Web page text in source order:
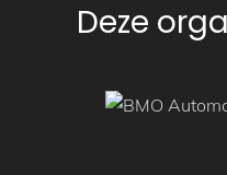
Deze